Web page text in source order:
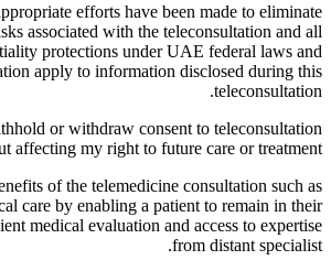
efforts have been made to eliminate
associated with the teleconsultation and all
protections under UAE federal laws and
apply to information disclosed during this
teleconsultation.
or withdraw consent to teleconsultation
affecting my right to future care or treatment.
of the telemedicine consultation such as
care by enabling a patient to remain in their
medical evaluation and access to expertise
from distant specialist.